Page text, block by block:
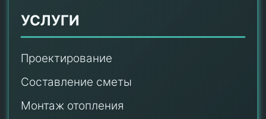
УСЛУГИ
Проектирование
Составление сметы
Монтаж отопления